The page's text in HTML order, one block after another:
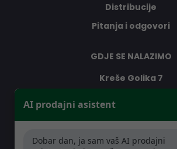
Distribucije
Pitanja i odgovori
GDJE SE NALAZIMO
Kreše Golika 7
AI prodajni asistent
Dobar dan, ja sam vaš AI prodajni